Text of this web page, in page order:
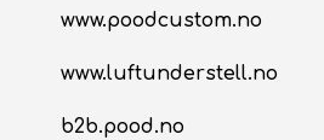
www.poodcustom.no
www.luftunderstell.no
b2b.pood.no